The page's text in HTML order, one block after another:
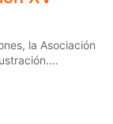
la Asociación